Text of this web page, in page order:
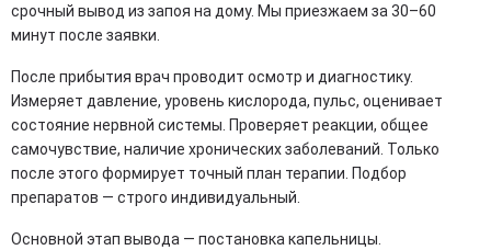
срочный вывод из запоя на дому. Мы приезжаем за 30–60
минут после заявки.
После прибытия врач проводит осмотр и диагностику.
Измеряет давление, уровень кислорода, пульс, оценивает
состояние нервной системы. Проверяет реакции, общее
самочувствие, наличие хронических заболеваний. Только
после этого формирует точный план терапии. Подбор
препаратов — строго индивидуальный.
Основной этап вывода — постановка капельницы.